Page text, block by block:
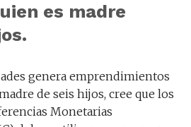
es madre
genera emprendimientos
de seis hijos, cree que los
Monetarias